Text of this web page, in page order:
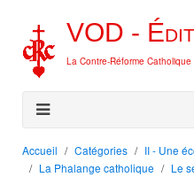
VOD -
La Contre-Réforme Catholique
Accueil Catégories
II - Une
La Phalange catholique
Le